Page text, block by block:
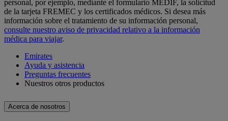
personal, por ejemplo, mediante el formulario MEDIF, la solicitud
de la tarjeta FREMEC y los certificados médicos. Si desea más
información sobre el tratamiento de su información personal,
consulte nuestro aviso de privacidad relativo a la información
médica para viajar.
Emirates
Ayuda y asistencia
Preguntas frecuentes
Nuestros otros productos
Acerca de nosotros